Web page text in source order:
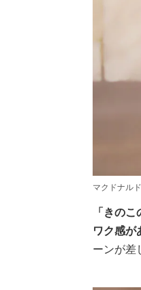
マクドナル
「きの
ワク感が
ーンが差